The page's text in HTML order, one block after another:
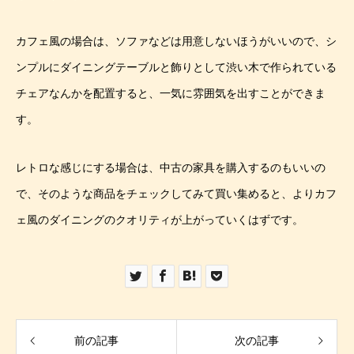
カフェ風の場合は、ソファなどは用意しないほうがいいので、シ
ンプルにダイニングテーブルと飾りとして渋い木で作られている
チェアなんかを配置すると、一気に雰囲気を出すことができま
す。
レトロな感じにする場合は、中古の家具を購入するのもいいの
で、そのような商品をチェックしてみて買い集めると、よりカフ
ェ風のダイニングのクオリティが上がっていくはずです。
前の記事 次の記事